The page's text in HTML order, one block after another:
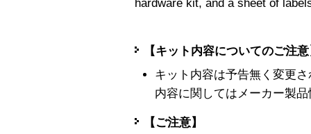
hardware kit, and a sheet of
【キット内容についてのご注
キット内容は予告無く変更
内容に関してはメーカー製
【ご注意】